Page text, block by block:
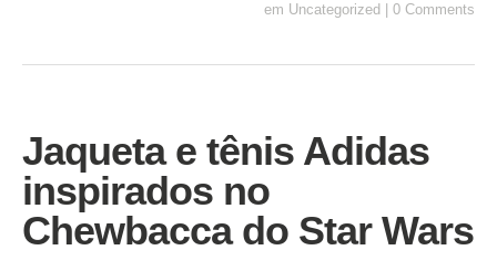
em Uncategorized 0 Comments
Jaqueta e tênis Adidas
inspirados no
Chewbacca do Star Wars